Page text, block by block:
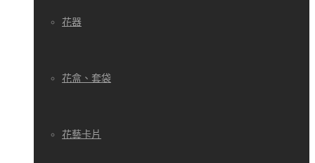
花器
花盒、套袋
花藝卡片